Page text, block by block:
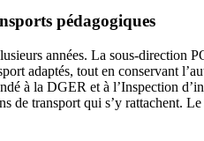
pédagogiques
années. La sous-
adaptés, tout en conservant
à la DGER et à l’Inspection
de transport qui s’y rattachent.